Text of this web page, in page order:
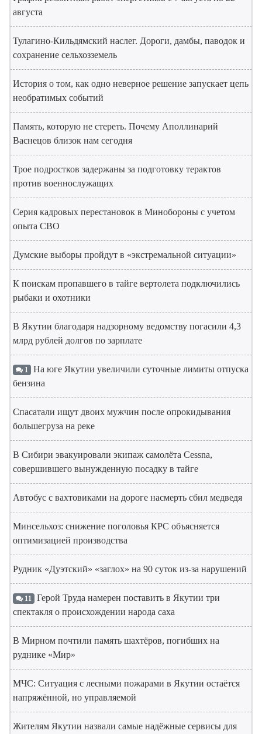
августа
Тулагино-Кильдямский наслег. Дороги, дамбы, паводок и
сохранение сельхозземель
История о том, как одно неверное решение запускает цепь
необратимых событий
Память, которую не стереть. Почему Аполлинарий
Васнецов близок нам сегодня
Трое подростков задержаны за подготовку терактов
против военнослужащих
Серия кадровых перестановок в Минобороны с учетом
опыта СВО
Думские выборы пройдут в «экстремальной ситуации»
К поискам пропавшего в тайге вертолета подключились
рыбаки и охотники
В Якутии благодаря надзорному ведомству погасили 4,3
млрд рублей долгов по зарплате
1 На юге Якутии увеличили суточные лимиты отпуска
бензина
Спасатали ищут двоих мужчин после опрокидывания
большегруза на реке
В Сибири эвакуировали экипаж самолёта Cessna,
совершившего вынужденную посадку в тайге
Автобус с вахтовиками на дороге насмерть сбил медведя
Минсельхоз: снижение поголовья КРС объясняется
оптимизацией производства
Рудник «Дуэтский» «заглох» на 90 суток из-за нарушений
11 Герой Труда намерен поставить в Якутии три
спектакля о происхождении народа саха
В Мирном почтили память шахтёров, погибших на
руднике «Мир»
МЧС: Ситуация с лесными пожарами в Якутии остаётся
напряжённой, но управляемой
Жителям Якутии назвали самые надёжные сервисы для